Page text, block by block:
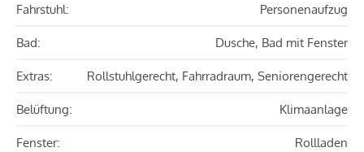
Fahrstuhl: Personenaufzug
Bad: Dusche, Bad mit Fenster
Extras: Rollstuhlgerecht, Fahrradraum, Seniorengerecht
Belüftung: Klimaanlage
Fenster: Rollladen